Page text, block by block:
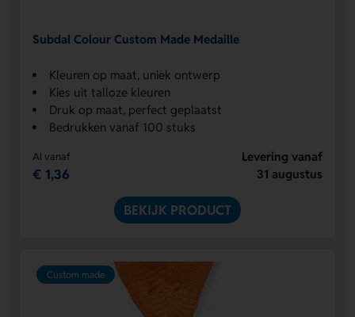
Subdal Colour Custom Made Medaille
Kleuren op maat, uniek ontwerp
Kies uit talloze kleuren
Druk op maat, perfect geplaatst
Bedrukken vanaf 100 stuks
Al vanaf
€ 1,36
Levering vanaf
31 augustus
BEKIJK PRODUCT
Custom made